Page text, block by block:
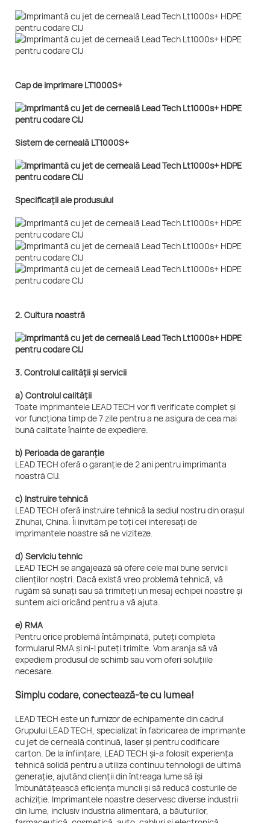
Cap de imprimare LT1000S+
Sistem de cerneală LT1000S+
Specificații ale produsului
2. Cultura noastră
3. Controlul calității și servicii
a) Controlul calității
Toate imprimantele LEAD TECH vor fi verificate complet și
vor funcționa timp de 7 zile pentru a ne asigura de cea mai
bună calitate înainte de expediere.
b) Perioada de garanție
LEAD TECH oferă o garanție de 2 ani pentru imprimanta
noastră CIJ.
c) Instruire tehnică
LEAD TECH oferă instruire tehnică la sediul nostru din orașul
Zhuhai, China. Îi invităm pe toți cei interesați de
imprimantele noastre să ne viziteze.
d) Serviciu tehnic
LEAD TECH se angajează să ofere cele mai bune servicii
clienților noștri. Dacă există vreo problemă tehnică, vă
rugăm să sunați sau să trimiteți un mesaj echipei noastre și
suntem aici oricând pentru a vă ajuta.
e) RMA
Pentru orice problemă întâmpinată, puteți completa
formularul RMA și ni-l puteți trimite. Vom aranja să vă
expediem produsul de schimb sau vom oferi soluțiile
necesare.
Simplu codare, conectează-te cu lumea!
LEAD TECH este un furnizor de echipamente din cadrul
Grupului LEAD TECH, specializat în fabricarea de imprimante
cu jet de cerneală continuă, laser și pentru codificare
carton. De la înființare, LEAD TECH și-a folosit experiența
tehnică solidă pentru a utiliza continuu tehnologii de ultimă
generație, ajutând clienții din întreaga lume să își
îmbunătățească eficiența muncii și să reducă costurile de
achiziție. Imprimantele noastre deservesc diverse industrii
din lume, inclusiv industria alimentară, a băuturilor,